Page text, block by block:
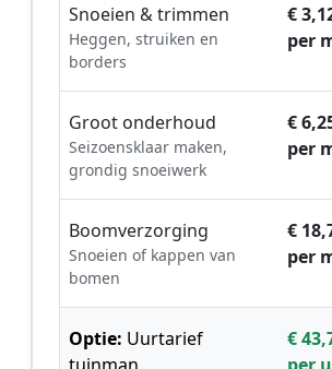
Snoeien & trimmen
Heggen, struiken en
borders
€
per
Groot onderhoud
Seizoensklaar maken,
grondig snoeiwerk
€
per
Boomverzorging
Snoeien of kappen van
bomen
€
per
Optie: Uurtarief
€